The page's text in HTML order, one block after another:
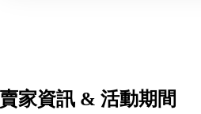
賣家資訊 & 活動期間